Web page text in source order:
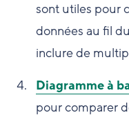
sont utiles pour
données au fil
inclure de
Diagramme à
pour comparer